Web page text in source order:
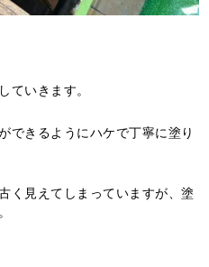
ていきます。
できるようにハケで丁寧に塗り
く見えてしまっていますが、塗